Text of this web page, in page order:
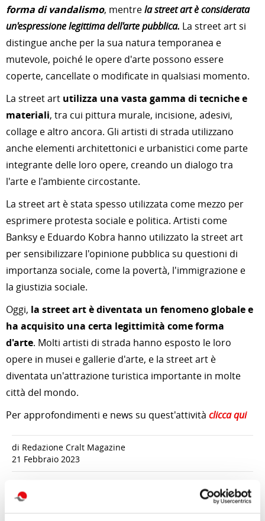
forma di vandalismo, mentrela street art è considerata
un'espressione legittima dell'arte pubblica. La street art si
distingue anche per la sua natura temporanea e
mutevole, poiché le opere d'arte possono essere
coperte, cancellate o modificate in qualsiasi momento.
La street art utilizza una vasta gamma di tecniche e
materiali, tra cui pittura murale, incisione, adesivi,
collage e altro ancora. Gli artisti di strada utilizzano
anche elementi architettonici e urbanistici come parte
integrante delle loro opere, creando un dialogo tra
l'arte e l'ambiente circostante.
La street art è stata spesso utilizzata come mezzo per
esprimere protesta sociale e politica. Artisti come
Banksy e Eduardo Kobra hanno utilizzato la street art
per sensibilizzare l'opinione pubblica su questioni di
importanza sociale, come la povertà, l'immigrazione e
la giustizia sociale.
Oggi, la street art è diventata un fenomeno globale e
ha acquisito una certa legittimità come forma
d'arte. Molti artisti di strada hanno esposto le loro
opere in musei e gallerie d'arte, e la street art è
diventata un'attrazione turistica importante in molte
città del mondo.
Per approfondimenti e news su quest'attività clicca qui
di Redazione Cralt Magazine
21 Febbraio 2023
attività correlate: